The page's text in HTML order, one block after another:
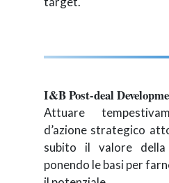
I&B Post-deal
Attuare
d’azione strategico
subito il valore della
ponendo le basi per